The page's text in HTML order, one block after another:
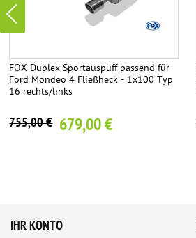
FOX Duplex Sportauspuff passend für
Ford Mondeo 4 Fließheck - 1x100 Typ
16 rechts/links
755,00 € 679,00 €
IHR KONTO